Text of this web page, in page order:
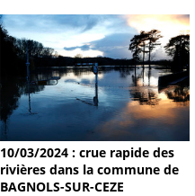
10/03/2024 : crue rapide des
rivières dans la commune de
BAGNOLS-SUR-CEZE